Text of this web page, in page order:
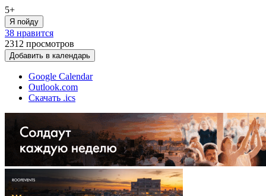
5+
Я пойду
38 нравится
2312 просмотров
Добавить в календарь
Google Calendar
Outlook.com
Скачать .ics